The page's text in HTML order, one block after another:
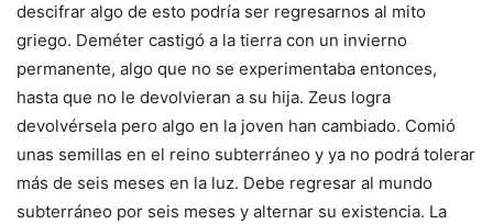
descifrar algo de esto podría ser regresarnos al mito
griego. Deméter castigó a la tierra con un invierno
permanente, algo que no se experimentaba entonces,
hasta que no le devolvieran a su hija. Zeus logra
devolvérsela pero algo en la joven han cambiado. Comió
unas semillas en el reino subterráneo y ya no podrá tolerar
más de seis meses en la luz. Debe regresar al mundo
subterráneo por seis meses y alternar su existencia. La